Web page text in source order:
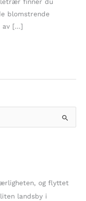
blomstrende
av […]
og flyttet
landsby i